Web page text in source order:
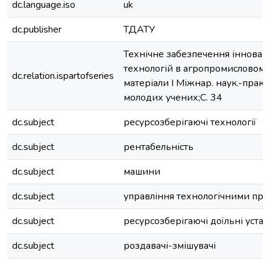
dc.language.iso
uk
dc.publisher
ТДАТУ
dc.relation.ispartofseries
Технічне забезпечення
технологій в
матеріали І Міжнар. наук.-
молодих учених;С. 34
dc.subject
ресурсозберігаючі технології
dc.subject
рентабельність
dc.subject
машини
dc.subject
управління технологічними
dc.subject
ресурсозберігаючі доїльні
dc.subject
роздавачі-змішувачі